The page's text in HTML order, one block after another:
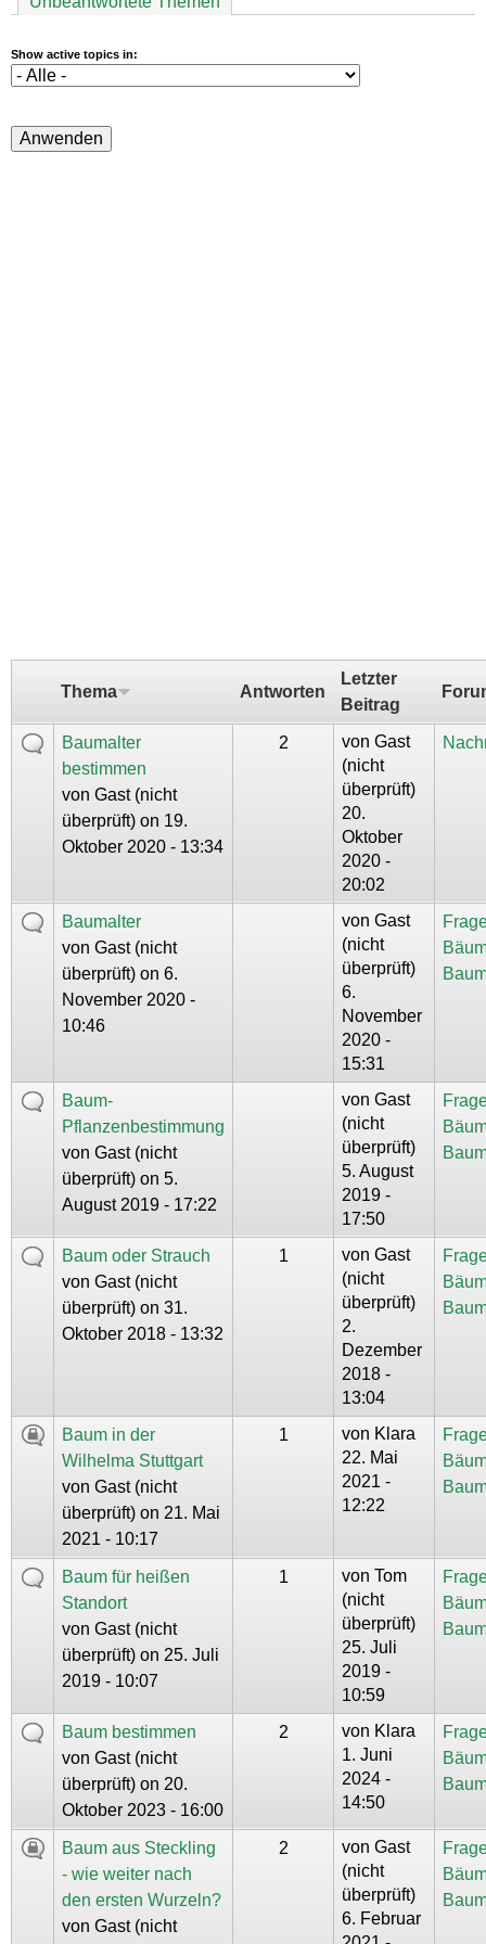
Show active topics in:
Thema Antworten
Letzter
Beitrag
Baumalter
bestimmen
von Gast (nicht
überprüft) on 19.
Oktober 2020 - 13:34
2 von Gast
(nicht
überprüft)
20.
Oktober
2020 -
20:02
Baumalter
von Gast (nicht
überprüft) on 6.
November 2020 -
10:46
von Gast
(nicht
überprüft)
6.
November
2020 -
15:31
Baum-
Pflanzenbestimmung
von Gast (nicht
überprüft) on 5.
August 2019 - 17:22
von Gast
(nicht
überprüft)
5. August
2019 -
17:50
Baum oder Strauch
von Gast (nicht
überprüft) on 31.
Oktober 2018 - 13:32
1 von Gast
(nicht
überprüft)
2.
Dezember
2018 -
13:04
Baum in der
Wilhelma Stuttgart
von Gast (nicht
überprüft) on 21. Mai
2021 - 10:17
1 von Klara
22. Mai
2021 -
12:22
Baum für heißen
Standort
von Gast (nicht
überprüft) on 25. Juli
2019 - 10:07
1 von Tom
(nicht
überprüft)
25. Juli
2019 -
10:59
Baum bestimmen
von Gast (nicht
überprüft) on 20.
Oktober 2023 - 16:00
2 von Klara
1. Juni
2024 -
14:50
Baum aus Steckling
- wie weiter nach
den ersten Wurzeln?
von Gast (nicht
2 von Gast
(nicht
überprüft)
6. Februar